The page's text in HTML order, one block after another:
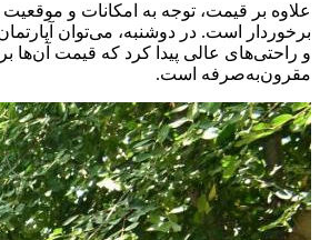
علاوه بر قیمت، توجه به امکانات و
برخوردار است. در دوشنبه، می‌توان
و راحتی‌های عالی پیدا کرد که قیمت آن‌ها
مقرون‌به‌صرفه است.